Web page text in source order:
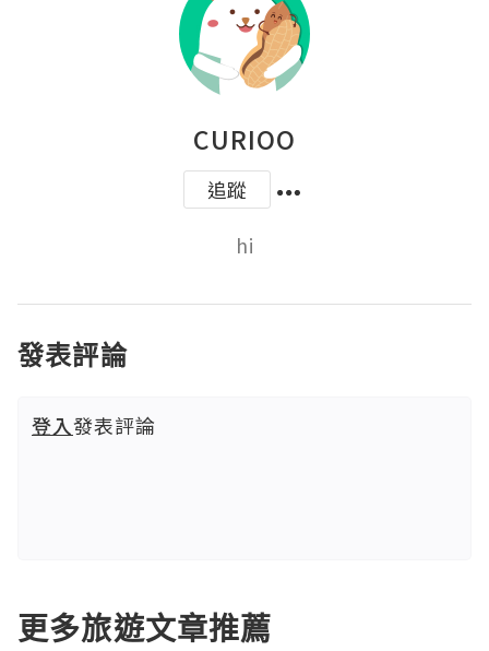
CURIOO
追蹤
hi
發表評論
登入發表評論
更多旅遊文章推薦